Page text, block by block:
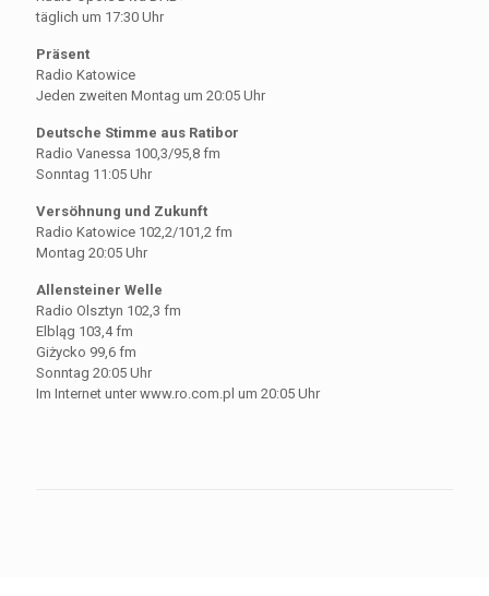
täglich um 17:30 Uhr
Präsent
Radio Katowice
Jeden zweiten Montag um 20:05 Uhr
Deutsche Stimme aus Ratibor
Radio Vanessa 100,3/95,8 fm
Sonntag 11:05 Uhr
Versöhnung und Zukunft
Radio Katowice 102,2/101,2 fm
Montag 20:05 Uhr
Allensteiner Welle
Radio Olsztyn 102,3 fm
Elbląg 103,4 fm
Giżycko 99,6 fm
Sonntag 20:05 Uhr
Im Internet unter www.ro.com.pl um 20:05 Uhr